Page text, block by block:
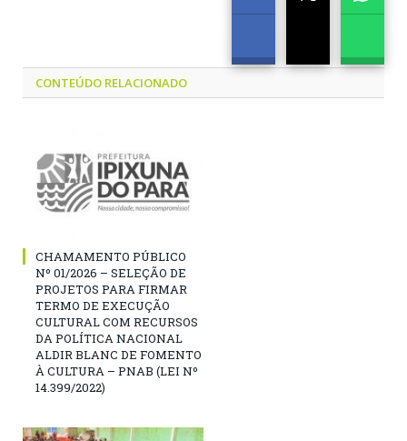
CONTEÚDO RELACIONADO
CHAMAMENTO PÚBLICO
Nº 01/2026 – SELEÇÃO DE
PROJETOS PARA FIRMAR
TERMO DE EXECUÇÃO
CULTURAL COM RECURSOS
DA POLÍTICA NACIONAL
ALDIR BLANC DE FOMENTO
À CULTURA – PNAB (LEI Nº
14.399/2022)